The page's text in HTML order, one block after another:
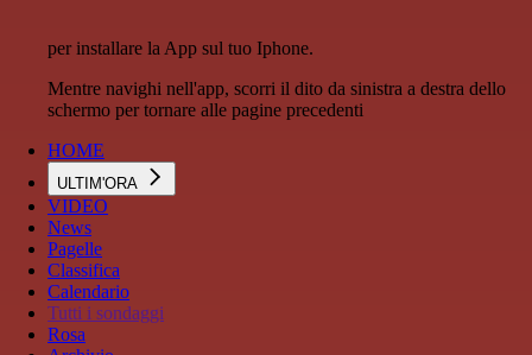
per installare la App sul tuo Iphone.
Mentre navighi nell'app, scorri il dito da sinistra a destra dello
schermo per tornare alle pagine precedenti
HOME
ULTIM'ORA
VIDEO
News
Pagelle
Classifica
Calendario
Tutti i sondaggi
Rosa